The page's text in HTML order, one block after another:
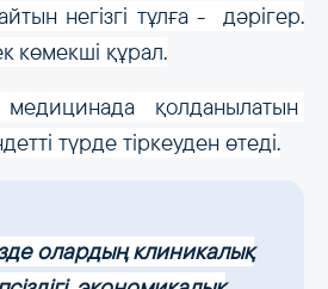
негізгі тұлға - дәрігер.
көмекші құрал.
қолданылатын
түрде тіркеуден өтеді.
олардың клиникалық